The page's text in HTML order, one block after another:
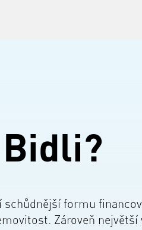
formu
Zároveň největší